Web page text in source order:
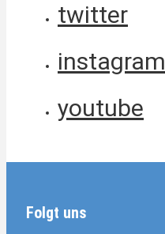
twitter
instagram
youtube
Folgt uns